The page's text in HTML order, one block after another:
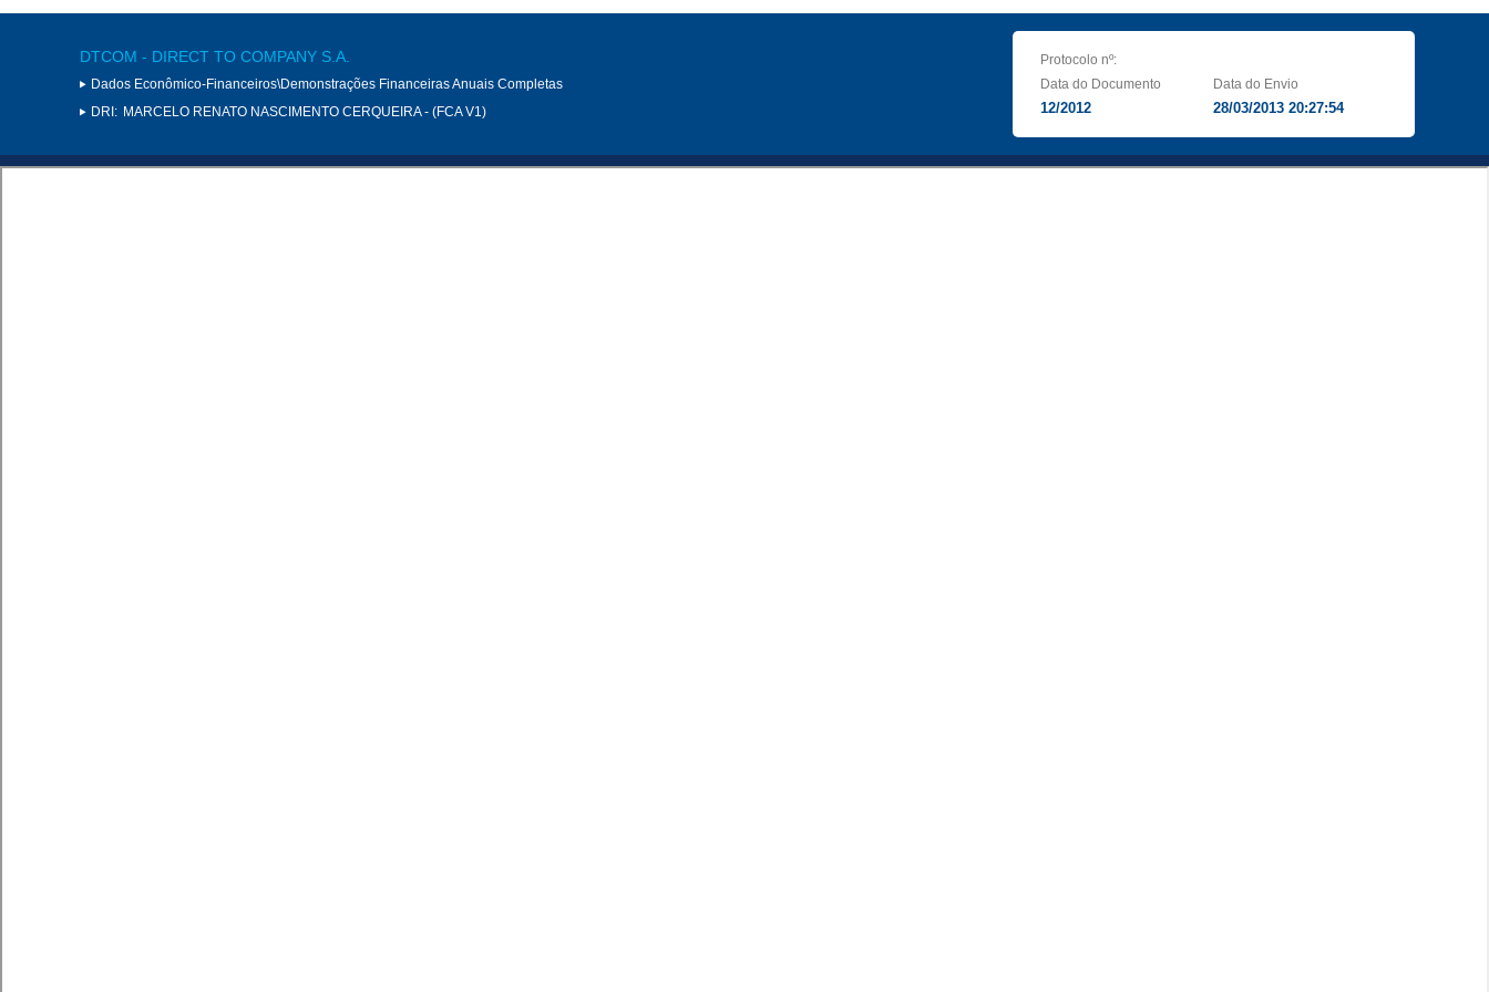
DTCOM - DIRECT TO COMPANY S.A.
Dados Econômico-Financeiros\Demonstrações Financeiras Anuais Completas
DRI: MARCELO RENATO NASCIMENTO CERQUEIRA - (FCA V1)
Protocolo nº:
Data do Documento
12/2012
Data do Envio
28/03/2013 20:27:54